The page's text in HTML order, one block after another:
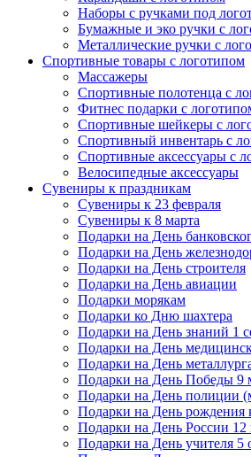
Наборы с ручками под
Бумажные и эко ручки с
Металлические ручки с
Спортивные товары с логотипом
Массажеры
Спортивные полотенца с
Фитнес подарки с
Спортивные шейкеры с
Спортивный инвентарь с
Спортивные аксессуары с
Велосипедные аксессуары
Сувениры к праздникам
Сувениры к 23 февраля
Сувениры к 8 марта
Подарки на День
Подарки на День
Подарки на День строителя
Подарки на День авиации
Подарки морякам
Подарки ко Дню шахтера
Подарки на День знаний 1
Подарки на День
Подарки на День
Подарки на День Победы 9
Подарки на День полиции
Подарки на День рождения
Подарки на День России
Подарки на День учителя 5